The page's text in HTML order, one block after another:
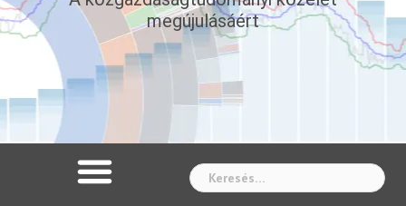
megújulásáért